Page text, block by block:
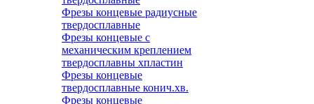
Фрезы концевые радиусные
твердосплавные
Фрезы концевые с
механическим креплением
твердосплавны хпластин
Фрезы концевые
твердосплавные конич.хв.
Фрезы концевые